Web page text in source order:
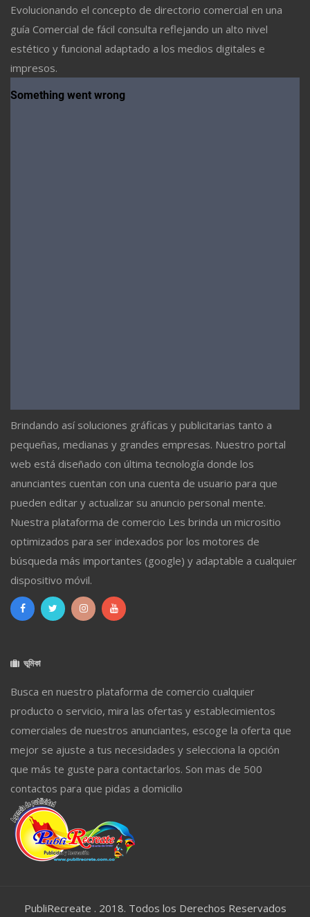
Evolucionando el concepto de directorio comercial en una
guía Comercial de fácil consulta reflejando un alto nivel
estético y funcional adaptado a los medios digitales e
impresos.
Brindando así soluciones gráficas y publicitarias tanto a
pequeñas, medianas y grandes empresas. Nuestro portal
web está diseñado con última tecnología donde los
anunciantes cuentan con una cuenta de usuario para que
pueden editar y actualizar su anuncio personal mente.
Nuestra plataforma de comercio Les brinda un micrositio
optimizados para ser indexados por los motores de
búsqueda más importantes (google) y adaptable a cualquier
dispositivo móvil.
ভূমিকা
Busca en nuestro plataforma de comercio cualquier
producto o servicio, mira las ofertas y establecimientos
comerciales de nuestros anunciantes, escoge la oferta que
mejor se ajuste a tus necesidades y selecciona la opción
que más te guste para contactarlos. Son mas de 500
contactos para que pidas a domicilio
PubliRecreate . 2018. Todos los Derechos Reservados